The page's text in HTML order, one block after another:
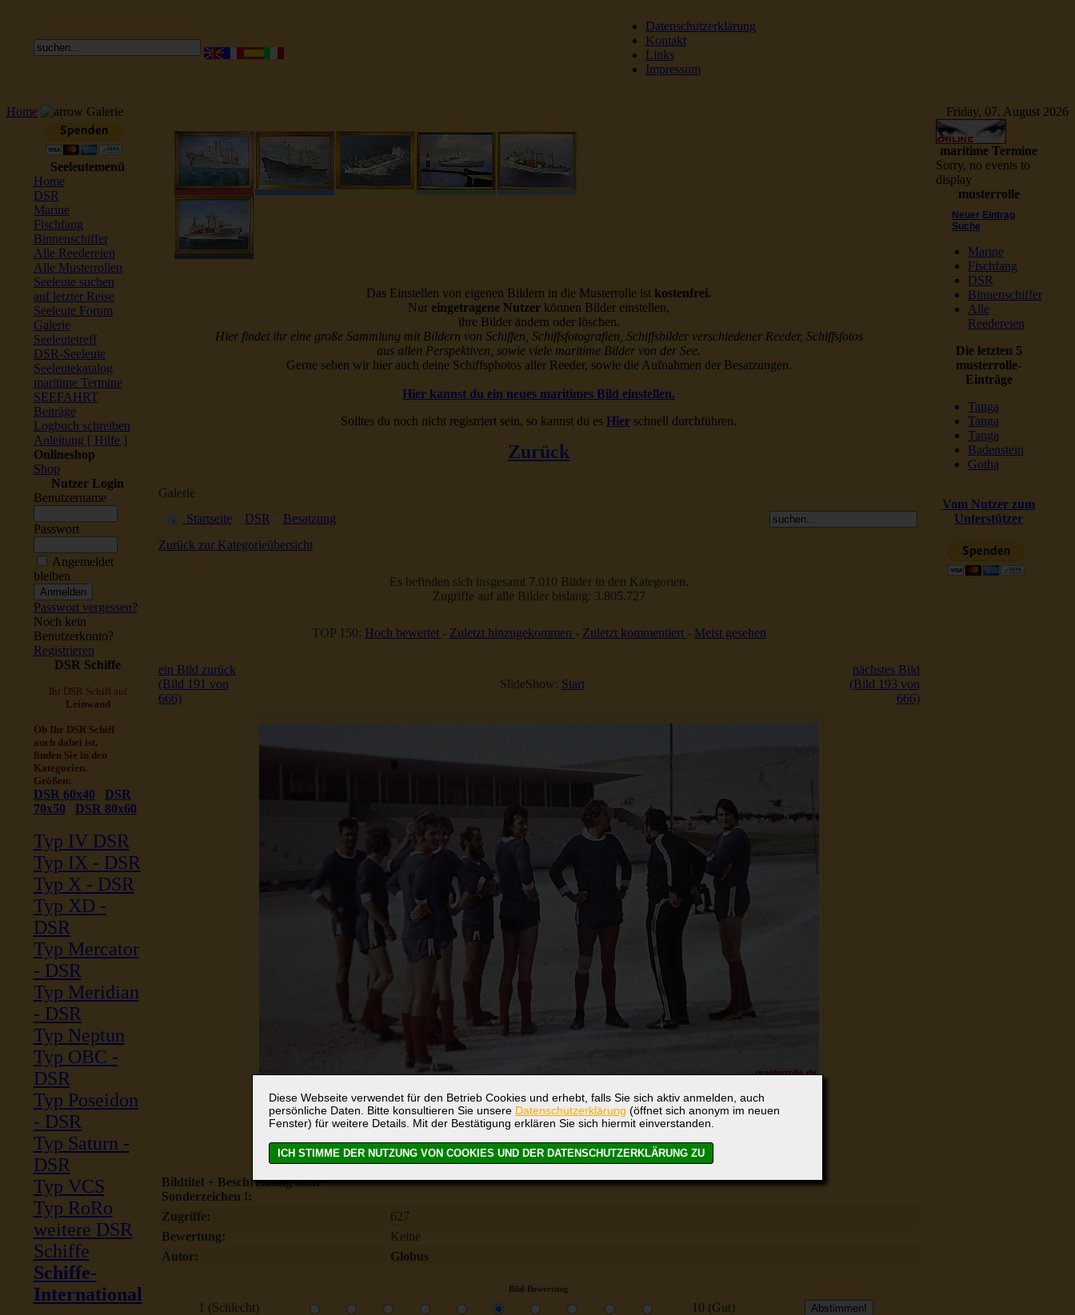
Diese Webseite verwendet für den Betrieb Cookies und erhebt, falls Sie sich aktiv anmelden, auch
persönliche Daten. Bitte konsultieren Sie unsere Datenschutzerklärung (öffnet sich anonym im neuen
Fenster) für weitere Details. Mit der Bestätigung erklären Sie sich hiermit einverstanden.
Datenschutzerklärung
Kontakt
Links
Impressum
Home Galerie Friday, 07. August 2026
Seeleutemenü
Home
DSR
Marine
Fischfang
Binnenschiffer
Alle Reedereien
Alle Musterrollen
Seeleute suchen
auf letzter Reise
Seeleute Forum
Galerie
Seeleutetreff
DSR-Seeleute
Seeleutekatalog
maritime Termine
SEEFAHRT
Beiträge
Logbuch schreiben
Anleitung [ Hilfe ]
Onlineshop
Shop
Nutzer Login
Benutzername
Passwort
Angemeldet
bleiben
Passwort vergessen?
Noch kein
Benutzerkonto?
Registrieren
DSR Schiffe
Ihr DSR Schiff auf
Leinwand
Ob Ihr DSR Schiff
auch dabei ist,
finden Sie in den
Kategorien.
Größen:
DSR 60x40
DSR
70x50
DSR 80x60
Typ IV DSR
Typ IX - DSR
Typ X - DSR
Typ XD -
DSR
Typ Mercator
- DSR
Typ Meridian
- DSR
Typ Neptun
Typ OBC -
DSR
Typ Poseidon
- DSR
Typ Saturn -
DSR
Typ VCS
Typ RoRo
weitere DSR
Schiffe
Schiffe-
International
Das Einstellen von eigenen Bildern in die Musterrolle ist kostenfrei.
Nur eingetragene Nutzer können Bilder einstellen,
ihre Bilder ändern oder löschen.
Hier findet ihr eine große Sammlung mit Bildern von Schiffen, Schiffsfotografien, Schiffsbilder verschiedener Reeder, Schiffsfotos
aus allen Perspektiven, sowie viele maritime Bilder von der See.
Gerne sehen wir hier auch deine Schiffsphotos aller Reeder, sowie die Aufnahmen der Besatzungen.
Hier kannst du ein neues maritimes Bild einstellen.
Solltes du noch nicht registriert sein, so kannst du es Hier schnell durchführen.
Zurück
Galerie
Startseite» DSR » Besatzung
Zurück zur Kategorieübersicht
Es befinden sich insgesamt 7.010 Bilder in den Kategorien.
Zugriffe auf alle Bilder bislang: 3.805.727
TOP 150: Hoch bewertet - Zuletzt hinzugekommen - Zuletzt kommentiert - Meist gesehen
ein Bild zurück
(Bild 191 von
666)
SlideShow: Start
nächstes Bild
(Bild 193 von
666)
Frederic Joliot Curie
Bildtitel + Beschreibung ohne
Sonderzeichen !:
Zugriffe:
627
Bewertung:
Keine
Autor:
Globus
Bild-Bewertung
1 (Schlecht) 10 (Gut)
maritime Termine
Sorry, no events to
display
musterrolle
Neuer Eintrag
Suche
Marine
Fischfang
DSR
Binnenschiffer
Alle
Reedereien
Die letzten 5
musterrolle-
Einträge
Tanga
Tanga
Tanga
Badenstein
Gotha
Vom Nutzer zum
Unterstützer